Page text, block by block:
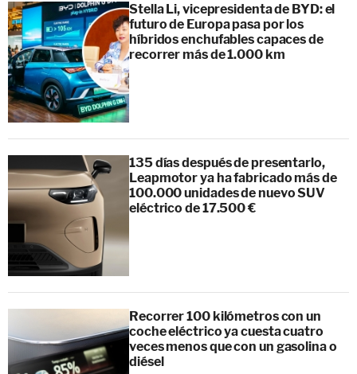
Stella Li, vicepresidenta de BYD: el
futuro de Europa pasa por los
híbridos enchufables capaces de
recorrer más de 1.000 km
135 días después de presentarlo,
Leapmotor ya ha fabricado más de
100.000 unidades de nuevo SUV
eléctrico de 17.500 €
Recorrer 100 kilómetros con un
coche eléctrico ya cuesta cuatro
veces menos que con un gasolina o
diésel